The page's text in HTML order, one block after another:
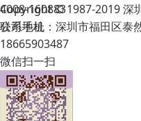
Copyright © 1987-2019 深
公司地址：深圳市福田区泰
4008-160883
联系手机
18665903487
微信扫一扫